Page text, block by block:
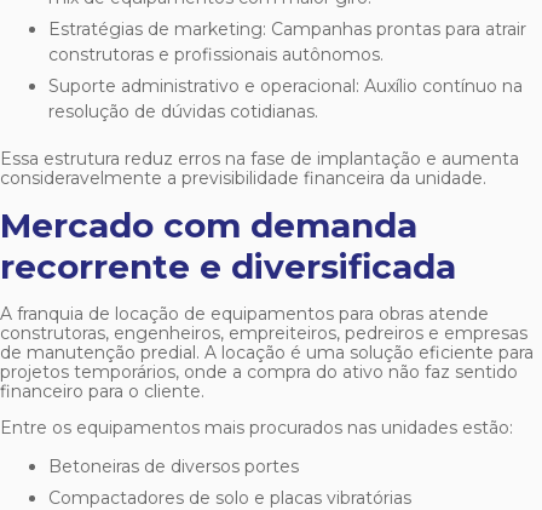
Estratégias de marketing: Campanhas prontas para atrair
construtoras e profissionais autônomos.
Suporte administrativo e operacional: Auxílio contínuo na
resolução de dúvidas cotidianas.
Essa estrutura reduz erros na fase de implantação e aumenta
consideravelmente a previsibilidade financeira da unidade.
Mercado com demanda
recorrente e diversificada
A franquia de locação de equipamentos para obras atende
construtoras, engenheiros, empreiteiros, pedreiros e empresas
de manutenção predial. A locação é uma solução eficiente para
projetos temporários, onde a compra do ativo não faz sentido
financeiro para o cliente.
Entre os equipamentos mais procurados nas unidades estão:
Betoneiras de diversos portes
Compactadores de solo e placas vibratórias